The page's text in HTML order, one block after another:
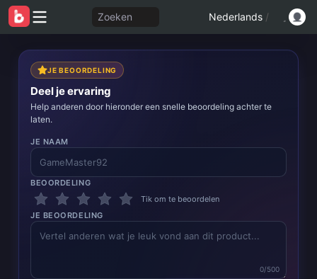
Zoeken Nederlands /
JE BEOORDELING
Deel je ervaring
Help anderen door hieronder een snelle beoordeling achter te
laten.
JE NAAM
BEOORDELING
Tik om te beoordelen
JE BEOORDELING
0/500